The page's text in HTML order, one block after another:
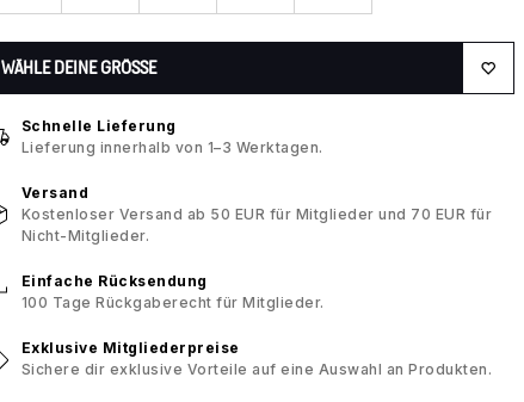
WÄHLE DEINE GRÖSSE
Schnelle Lieferung
Lieferung innerhalb von 1–3 Werktagen.
Versand
Kostenloser Versand ab 50 EUR für Mitglieder und 70 EUR für
Nicht-Mitglieder.
Einfache Rücksendung
100 Tage Rückgaberecht für Mitglieder.
Exklusive Mitgliederpreise
Sichere dir exklusive Vorteile auf eine Auswahl an Produkten.